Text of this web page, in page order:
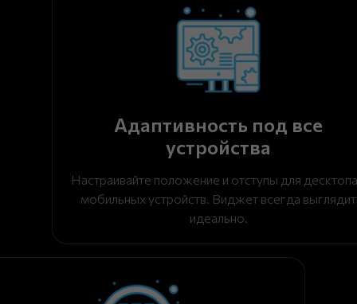
Адаптивность под все
устройства
Настраивайте положение и отступы для
мобильных устройств. Виджет всегда выглядит
идеально.